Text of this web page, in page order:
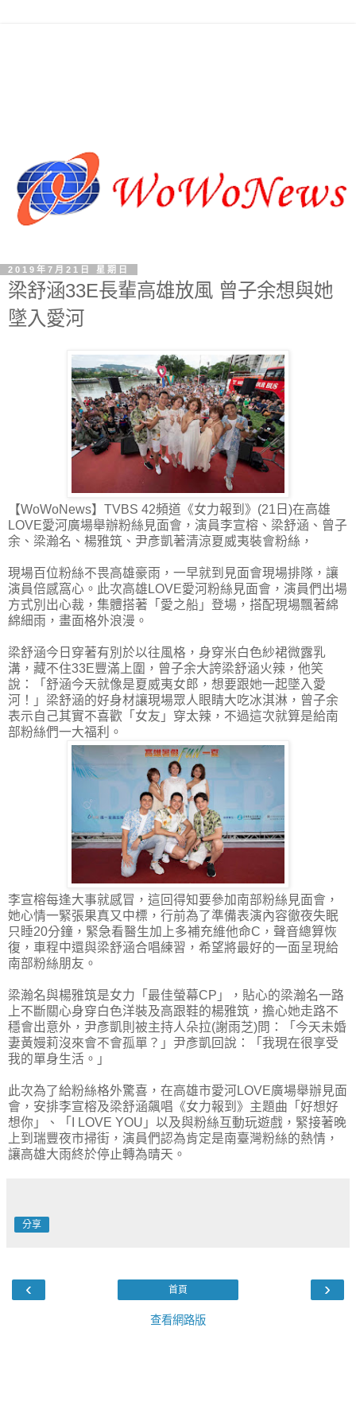
2019年7月21日 星期日
梁舒涵33E長輩高雄放風 曾子余想與她
墜入愛河
【WoWoNews】TVBS 42頻道《女力報到》(21日)在高雄
LOVE愛河廣場舉辦粉絲見面會，演員李宣榕、梁舒涵、曾子
余、梁瀚名、楊雅筑、尹彥凱著清涼夏威夷裝會粉絲，
現場百位粉絲不畏高雄豪雨，一早就到見面會現場排隊，讓
演員倍感窩心。此次高雄LOVE愛河粉絲見面會，演員們出場
方式別出心裁，集體搭著「愛之船」登場，搭配現場飄著綿
綿細雨，畫面格外浪漫。
梁舒涵今日穿著有別於以往風格，身穿米白色紗裙微露乳
溝，藏不住33E豐滿上圍，曾子余大誇梁舒涵火辣，他笑
說：「舒涵今天就像是夏威夷女郎，想要跟她一起墜入愛
河！」梁舒涵的好身材讓現場眾人眼睛大吃冰淇淋，曾子余
表示自己其實不喜歡「女友」穿太辣，不過這次就算是給南
部粉絲們一大福利。
李宣榕每逢大事就感冒，這回得知要參加南部粉絲見面會，
她心情一緊張果真又中標，行前為了準備表演內容徹夜失眠
只睡20分鐘，緊急看醫生加上多補充維他命C，聲音總算恢
復，車程中還與梁舒涵合唱練習，希望將最好的一面呈現給
南部粉絲朋友。
梁瀚名與楊雅筑是女力「最佳螢幕CP」，貼心的梁瀚名一路
上不斷關心身穿白色洋裝及高跟鞋的楊雅筑，擔心她走路不
穩會出意外，尹彥凱則被主持人朵拉(謝雨芝)問：「今天未婚
妻黃嫚莉沒來會不會孤單？」尹彥凱回說：「我現在很享受
我的單身生活。」
此次為了給粉絲格外驚喜，在高雄市愛河LOVE廣場舉辦見面
會，安排李宣榕及梁舒涵飆唱《女力報到》主題曲「好想好
想你」、「I LOVE YOU」以及與粉絲互動玩遊戲，緊接著晚
上到瑞豐夜市掃街，演員們認為肯定是南臺灣粉絲的熱情，
讓高雄大雨終於停止轉為晴天。
分享
‹ ›
首頁
查看網路版